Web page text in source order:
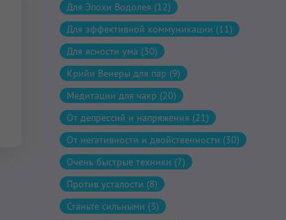
Для Эпохи Водолея (12)
Для эффективной коммуникации (11)
Для ясности ума (30)
Крийи Венеры для пар (9)
Медитации для чакр (20)
От депрессий и напряжения (21)
От негативности и двойственности (30)
Очень быстрые техники (7)
Против усталости (8)
Станьте сильными (3)